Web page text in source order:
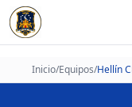
Inicio/Equipos/Hellín